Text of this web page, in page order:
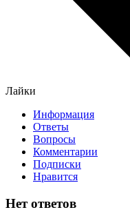
Лайки
Информация
Ответы
Вопросы
Комментарии
Подписки
Нравится
Нет ответов